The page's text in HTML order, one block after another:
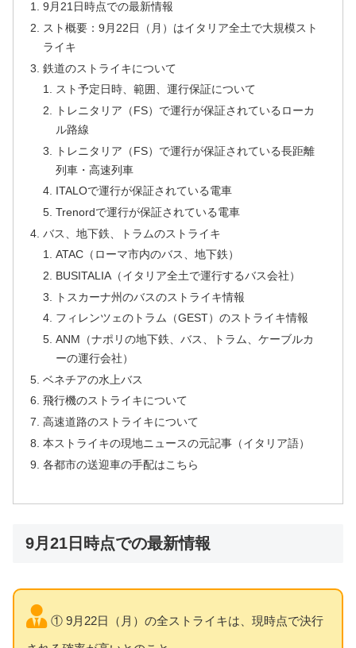
9月21日時点での最新情報
スト概要：9月22日（月）はイタリア全土で大規模スト
ライキ
鉄道のストライキについて
スト予定日時、範囲、運行保証について
トレニタリア（FS）で運行が保証されているローカ
ル路線
トレニタリア（FS）で運行が保証されている長距離
列車・高速列車
ITALOで運行が保証されている電車
Trenordで運行が保証されている電車
バス、地下鉄、トラムのストライキ
ATAC（ローマ市内のバス、地下鉄）
BUSITALIA（イタリア全土で運行するバス会社）
トスカーナ州のバスのストライキ情報
フィレンツェのトラム（GEST）のストライキ情報
ANM（ナポリの地下鉄、バス、トラム、ケーブルカ
ーの運行会社）
ベネチアの水上バス
飛行機のストライキについて
高速道路のストライキについて
本ストライキの現地ニュースの元記事（イタリア語）
各都市の送迎車の手配はこちら
9月21日時点での最新情報
① 9月22日（月）の全ストライキは、現時点で決行